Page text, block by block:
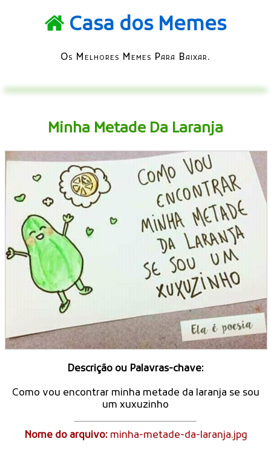
Casa dos Memes
Os Melhores Memes Para Baixar.
Minha Metade Da Laranja
Descrição ou Palavras-chave:
Como vou encontrar minha metade da laranja se sou
um xuxuzinho
Nome do arquivo:minha-metade-da-laranja.jpg